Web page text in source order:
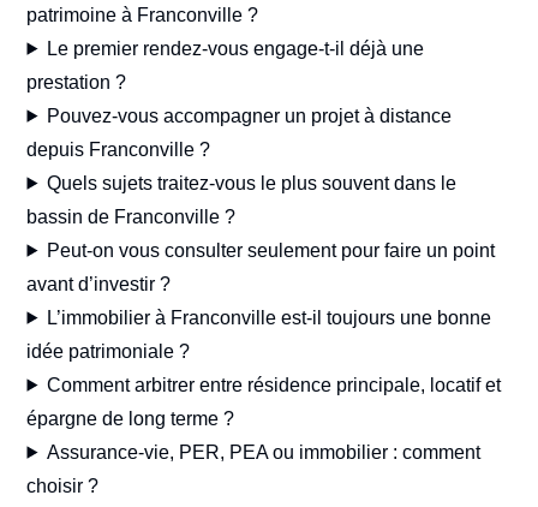
patrimoine à Franconville ?
Le premier rendez-vous engage-t-il déjà une
prestation ?
Pouvez-vous accompagner un projet à distance
depuis Franconville ?
Quels sujets traitez-vous le plus souvent dans le
bassin de Franconville ?
Peut-on vous consulter seulement pour faire un point
avant d’investir ?
L’immobilier à Franconville est-il toujours une bonne
idée patrimoniale ?
Comment arbitrer entre résidence principale, locatif et
épargne de long terme ?
Assurance-vie, PER, PEA ou immobilier : comment
choisir ?